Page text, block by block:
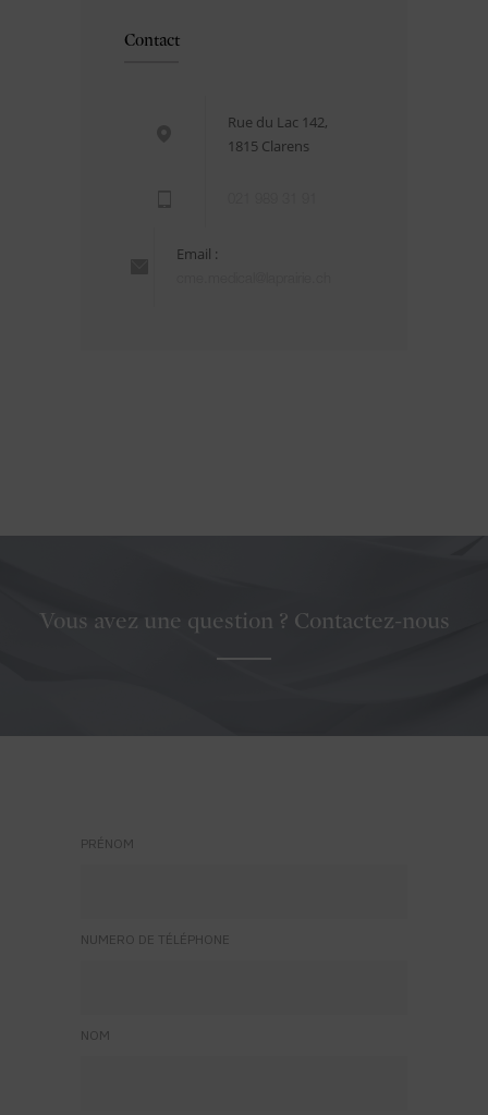
Contact
Rue du Lac 142,
1815 Clarens
Email :
Vous avez une question ? Contactez-nous
PRÉNOM
NUMERO DE TÉLÉPHONE
NOM